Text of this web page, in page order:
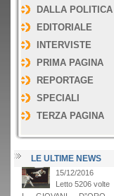
DALLA POLITICA
EDITORIALE
INTERVISTE
PRIMA PAGINA
REPORTAGE
SPECIALI
TERZA PAGINA
LE ULTIME NEWS